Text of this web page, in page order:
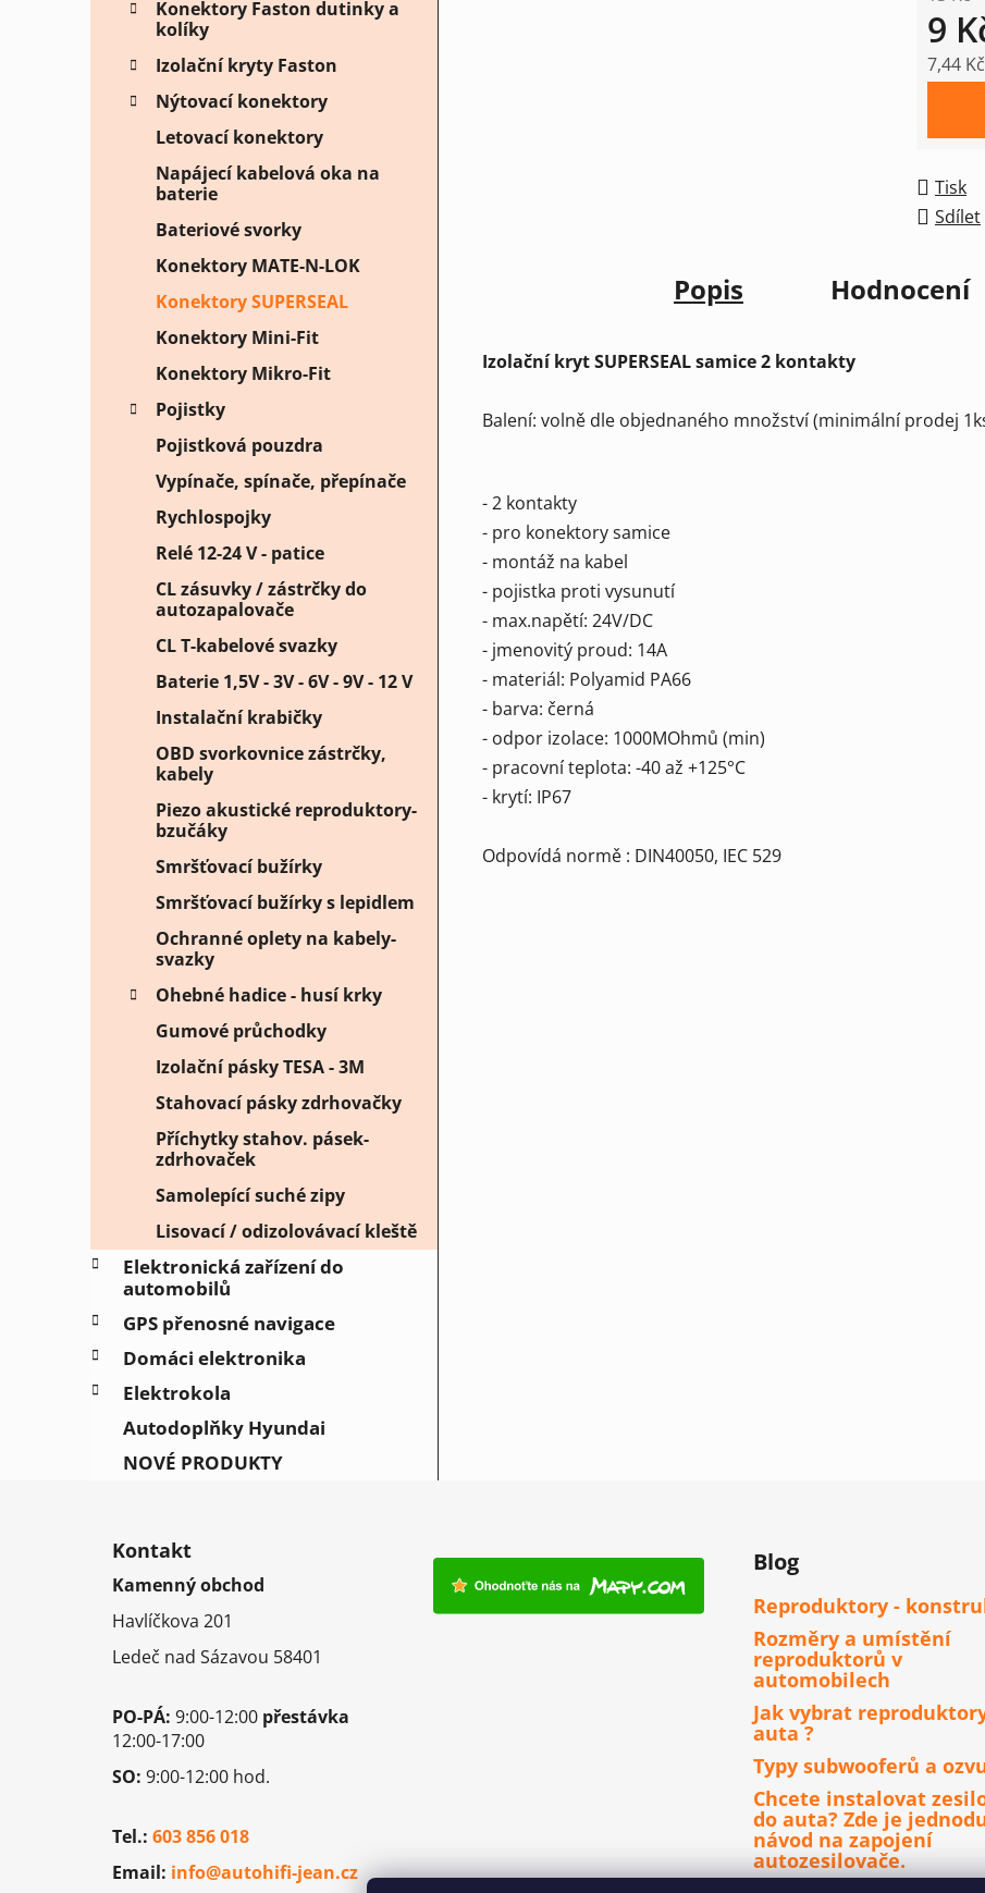
Konektory Faston dutinky a
kolíky
Izolační kryty Faston
Nýtovací konektory
Letovací konektory
Napájecí kabelová oka na
baterie
Bateriové svorky
Konektory MATE-N-LOK
Konektory SUPERSEAL
Konektory Mini-Fit
Konektory Mikro-Fit
Pojistky
Pojistková pouzdra
Vypínače, spínače, přepínače
Rychlospojky
Relé 12-24 V - patice
CL zásuvky / zástrčky do
autozapalovače
CL T-kabelové svazky
Baterie 1,5V - 3V - 6V - 9V - 12 V
Instalační krabičky
OBD svorkovnice zástrčky,
kabely
Piezo akustické reproduktory-
bzučáky
Smršťovací bužírky
Smršťovací bužírky s lepidlem
Ochranné oplety na kabely-
svazky
Ohebné hadice - husí krky
Gumové průchodky
Izolační pásky TESA - 3M
Stahovací pásky zdrhovačky
Příchytky stahov. pásek-
zdrhovaček
Samolepící suché zipy
Lisovací / odizolovávací kleště
Elektronická zařízení do
automobilů
GPS přenosné navigace
Domáci elektronika
Elektrokola
Autodoplňky Hyundai
NOVÉ PRODUKTY
9
7,44
Tisk
Sdílet
Popis Hodnocení
Izolační kryt SUPERSEAL samice 2 kontakty
Balení: volně dle objednaného množství (minimální prodej
- 2 kontakty
- pro konektory samice
- montáž na kabel
- pojistka proti vysunutí
- max.napětí: 24V/DC
- jmenovitý proud: 14A
- materiál: Polyamid PA66
- barva: černá
- odpor izolace: 1000MOhmů (min)
- pracovní teplota: -40 až +125°C
- krytí: IP67
Odpovídá normě : DIN40050, IEC 529
Kontakt
Kamenný obchod
Havlíčkova 201
Ledeč nad Sázavou 58401
PO-PÁ: 9:00-12:00 přestávka
12:00-17:00
SO: 9:00-12:00 hod.
Tel.: 603 856 018
Email: info@autohifi-jean.cz
Blog
Reproduktory -
Rozměry a umístění
reproduktorů v
automobilech
Jak vybrat
auta ?
Typy subwooferů a
Chcete instalovat
do auta? Zde je
návod na zapojení
autozesilovače.